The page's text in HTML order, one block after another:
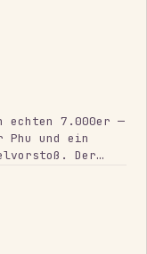
echten 7.000er —
Phu und ein
Der